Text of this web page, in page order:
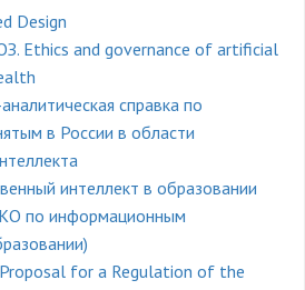
Design
Ethics and governance of artificial
справка по
в России в области
интеллект в образовании
по информационным
for a Regulation of the